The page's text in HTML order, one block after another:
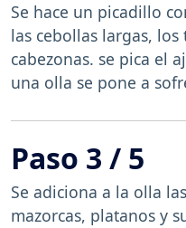
Se hace un picadillo
las cebollas largas,
cabezonas. se pica el
una olla se pone a
Paso 3 / 5
Se adiciona a la olla
mazorcas, platanos y